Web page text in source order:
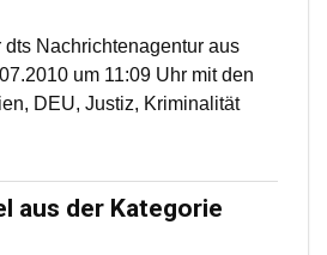
Nachrichtenagentur aus
um 11:09 Uhr mit den
DEU, Justiz, Kriminalität
aus der Kategorie